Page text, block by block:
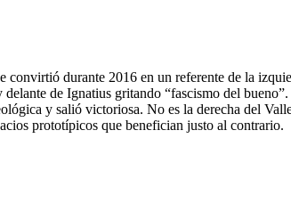
convirtió durante 2016 en un referente de la
de Ignatius gritando “fascismo del
y salió victoriosa. No es la derecha del
prototípicos que benefician justo al contrario.